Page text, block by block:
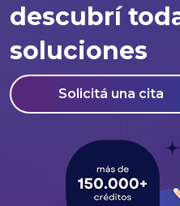
descubrí
soluciones
Solicitá una cita